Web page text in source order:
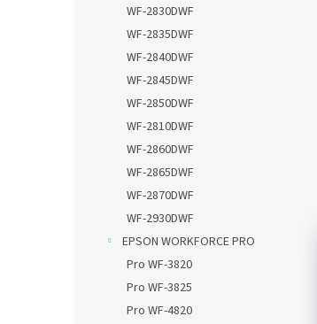
WF-2830DWF
WF-2835DWF
WF-2840DWF
WF-2845DWF
WF-2850DWF
WF-2810DWF
WF-2860DWF
WF-2865DWF
WF-2870DWF
WF-2930DWF
EPSON WORKFORCE PRO
Pro WF-3820
Pro WF-3825
Pro WF-4820